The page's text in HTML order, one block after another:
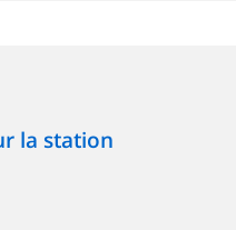
la station